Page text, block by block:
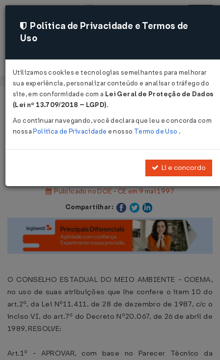
Acessar
Página Inicial Legislações
Resolução COEMA Nº 7 DE
Publicado no DOE - CE em 9 mai 1997
Compartilhar:
O CONSELHO ESTADUAL DO MEIO AMBIENTE - COEMA,
no uso de suas atribuições que lhe confere o item 10 do
art.2º, da Lei Nº11.411, de 28 de dezembro de 1987, c/c o
inciso VI, do art.7º do Decreto Nº20.067, de 26 de abril de
1989, RESOLVE:
Art.1º - APROVAR, com base no Parecer Técnico da
Política de Privacidade e Termos de
Uso
Utilizamos cookies e tecnologias semelhantes para melhorar
sua experiência, personalizar conteúdo e analisar o tráfego do
site, em conformidade com a Lei Geral de Proteção de Dados
(Lei nº 13.709/2018 – LGPD).
Ao continuar navegando, você declara que leu e concorda com
nossaPolítica de Privacidade e nosso Termo de Uso .
Li e concordo